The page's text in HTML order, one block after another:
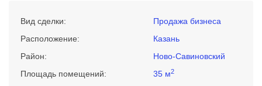
Вид сделки:
Продажа бизнеса
Расположение:
Казань
Район:
Ново-Савиновский
Площадь помещений:
35 м2